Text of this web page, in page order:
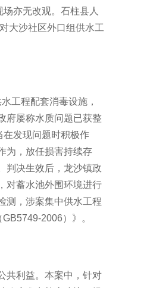
亦无改观。石柱县人
大沙社区外口组供水工
工程配套消毒设施，
府屡称水质问题已获整
发现问题时积极作
为，放任损害持续存
判决生效后，龙沙镇政
对蓄水池外围环境进行
测，涉案集中供水工程
2006）》。
共利益。本案中，针对